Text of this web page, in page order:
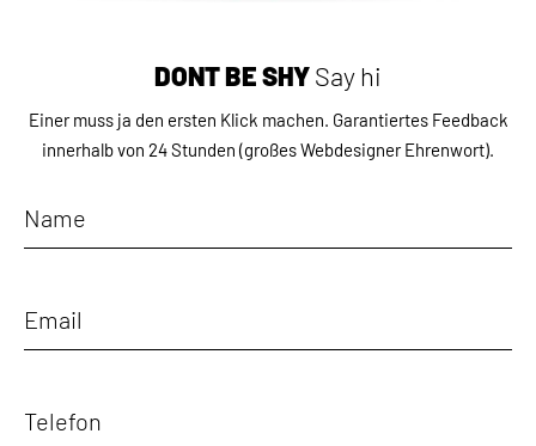
DON`T BE SHYSay hi
Einer muss ja den ersten Klick machen. Garantiertes Feedback
innerhalb von 24 Stunden (großes Webdesigner Ehrenwort).